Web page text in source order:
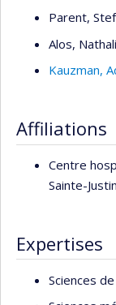
Parent,
Alos,
Kauzman,
Affiliations
Centre
Sainte-
Expertises
Sciences